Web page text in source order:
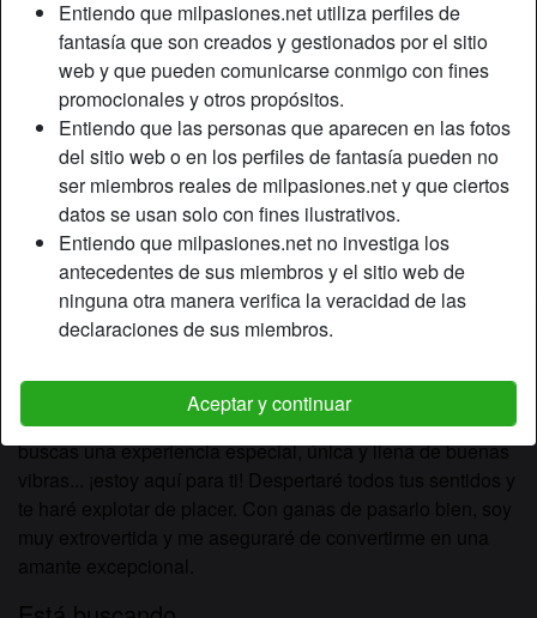
Entiendo que milpasiones.net utiliza perfiles de
fantasía que son creados y gestionados por el sitio
web y que pueden comunicarse conmigo con fines
promocionales y otros propósitos.
Entiendo que las personas que aparecen en las fotos
del sitio web o en los perfiles de fantasía pueden no
ser miembros reales de milpasiones.net y que ciertos
datos se usan solo con fines ilustrativos.
Entiendo que milpasiones.net no investiga los
antecedentes de sus miembros y el sitio web de
ninguna otra manera verifica la veracidad de las
declaraciones de sus miembros.
Aceptar y continuar
Género:
Mujer
Sexualidad:
Hetero
Relación:
Color de cabello:
Rubio
Color de ojos:
Marrón
Altura:
166 cm
Peso:
68 Kg
Afeitado:
no
Descripción
energía que te cautivará. Me encantan los deportes, las
aventuras... y las terapias relajantes son mi pasión. Si
buscas una experiencia especial, única y llena de buenas
vibras... ¡estoy aquí para ti! Despertaré todos tus sentidos y
te haré explotar de placer. Con ganas de pasarlo bien, soy
muy extrovertida y me aseguraré de convertirme en una
amante excepcional.